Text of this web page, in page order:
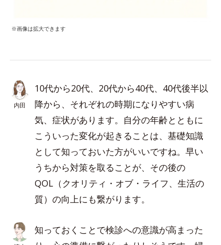
※画像は拡大できます
内田
10代から20代、20代から40代、40代後半以
降から、それぞれの時期になりやすい病
気、症状があります。自分の年齢とともに
こういった変化が起きることは、基礎知識
として知っておいた方がいいですね。早い
うちから対策を取ることが、その後の
QOL（クオリティ・オブ・ライフ、生活の
質）の向上にも繋がります。
知っておくことで検診への意識が高まった